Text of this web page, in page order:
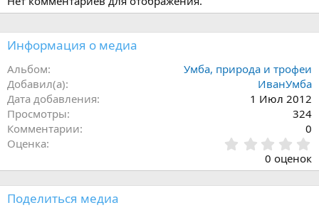
Информация о медиа
Альбом
Умба, природа и трофеи
Добавил(а)
ИванУмба
Дата добавления
1 Июл 2012
Просмотры
324
Комментарии
0
Оценка
.
0
0
0 оценок
Поделиться медиа